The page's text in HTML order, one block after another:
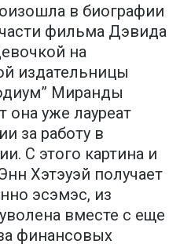
в биографии
фильма Дэвида
на
издательницы
Миранды
она уже лауреат
за работу в
С этого картина и
Хэтэуэй получает
эсэмэс, из
вместе с еще
финансовых